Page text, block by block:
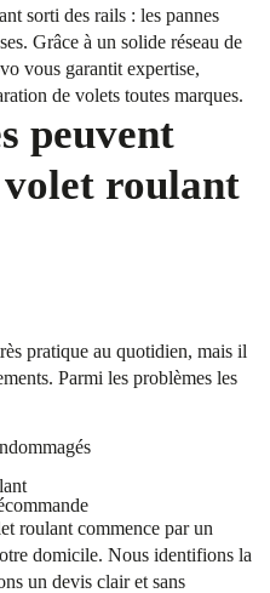
sorti des rails : les pannes
Grâce à un solide réseau de
vous garantit expertise,
de volets toutes marques.
peuvent
roulant
pratique au quotidien, mais il
Parmi les problèmes les
roulant commence par un
domicile. Nous identifions la
un devis clair et sans